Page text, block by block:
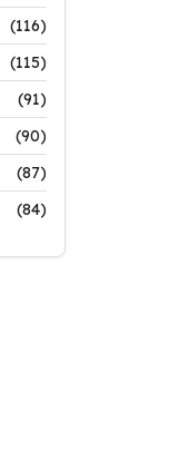
(116)
(115)
(91)
(90)
(87)
(84)